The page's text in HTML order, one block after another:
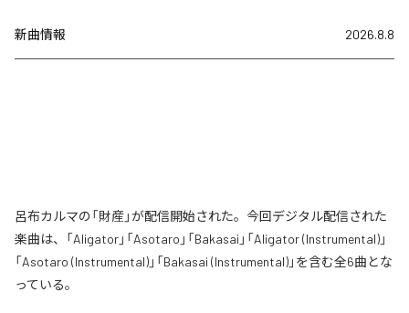
新曲情報 2026.8.8
呂布カルマの「財産」が配信開始された。今回デジタル配信された
楽曲は、「Aligator」「Asotaro」「Bakasai」「Aligator (Instrumental)」
「Asotaro (Instrumental)」「Bakasai (Instrumental)」を含む全6曲とな
っている。